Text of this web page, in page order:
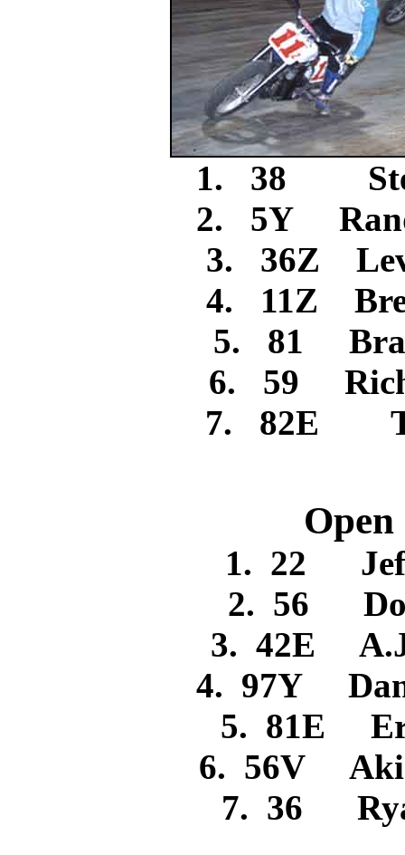
1. 38
2. 5Y
3. 36Z
4. 11Z
5. 81
6. 59
7. 82E
Open
1. 22
2. 56
3. 42E
4. 97Y
5. 81E
6. 56V
7. 36